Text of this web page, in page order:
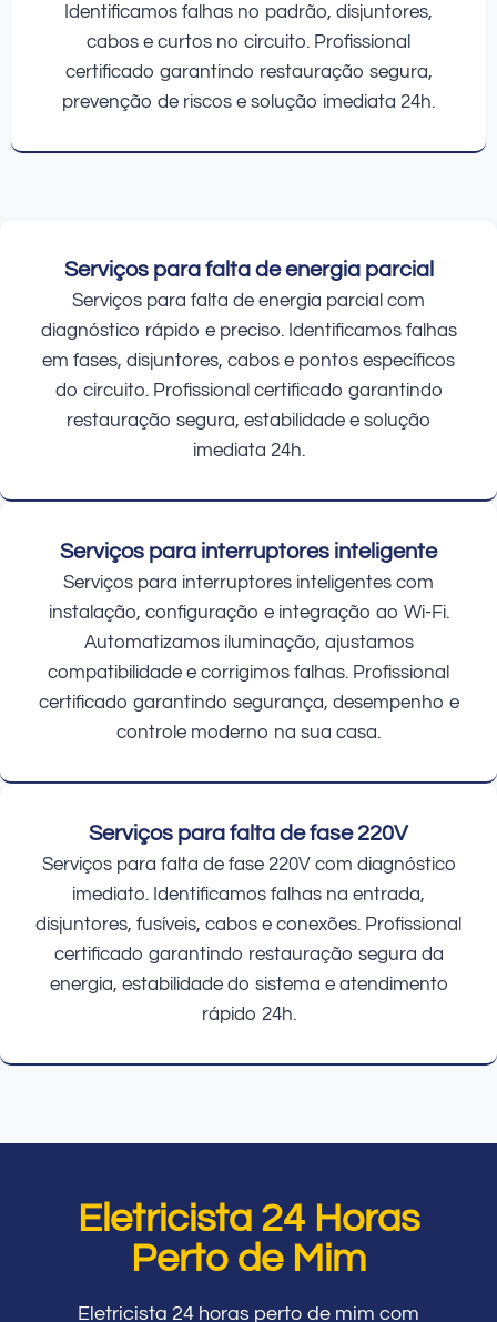
Identificamos falhas no padrão, disjuntores,
cabos e curtos no circuito. Profissional
certificado garantindo restauração segura,
prevenção de riscos e solução imediata 24h.
Serviços para falta de energia parcial
Serviços para falta de energia parcial com
diagnóstico rápido e preciso. Identificamos falhas
em fases, disjuntores, cabos e pontos específicos
do circuito. Profissional certificado garantindo
restauração segura, estabilidade e solução
imediata 24h.
Serviços para interruptores inteligente
Serviços para interruptores inteligentes com
instalação, configuração e integração ao Wi-Fi.
Automatizamos iluminação, ajustamos
compatibilidade e corrigimos falhas. Profissional
certificado garantindo segurança, desempenho e
controle moderno na sua casa.
Serviços para falta de fase 220V
Serviços para falta de fase 220V com diagnóstico
imediato. Identificamos falhas na entrada,
disjuntores, fusíveis, cabos e conexões. Profissional
certificado garantindo restauração segura da
energia, estabilidade do sistema e atendimento
rápido 24h.
Eletricista 24 Horas
Perto de Mim
Eletricista 24 horas perto de mim com